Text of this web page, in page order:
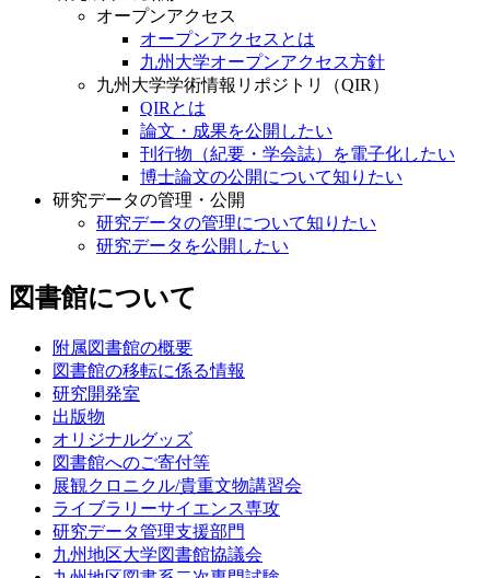
オープンアクセス
オープンアクセスとは
九州大学オープンアクセス方針
九州大学学術情報リポジトリ（QIR）
QIRとは
論文・成果を公開したい
刊行物（紀要・学会誌）を電子化したい
博士論文の公開について知りたい
研究データの管理・公開
研究データの管理について知りたい
研究データを公開したい
図書館について
附属図書館の概要
図書館の移転に係る情報
研究開発室
出版物
オリジナルグッズ
図書館へのご寄付等
展観クロニクル/貴重文物講習会
ライブラリーサイエンス専攻
研究データ管理支援部門
九州地区大学図書館協議会